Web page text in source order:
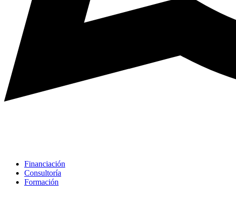
Financiación
Consultoría
Formación